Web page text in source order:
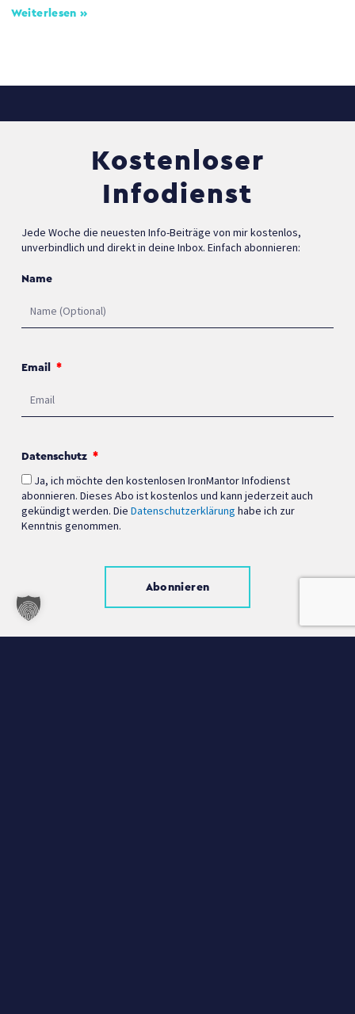
Weiterlesen »
Kostenloser
Infodienst
Jede Woche die neuesten Info-Beiträge von mir kostenlos,
unverbindlich und direkt in deine Inbox. Einfach abonnieren:
Name
Email
Datenschutz
Ja, ich möchte den kostenlosen IronMantor Infodienst
abonnieren. Dieses Abo ist kostenlos und kann jederzeit auch
gekündigt werden. DieDatenschutzerklärung habe ich zur
Kenntnis genommen.
Abonnieren